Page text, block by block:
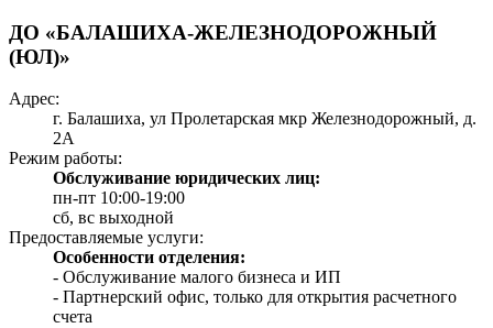
ДО «БАЛАШИХА-ЖЕЛЕЗНОДОРОЖНЫЙ
(ЮЛ)»
Адрес:
г. Балашиха, ул Пролетарская мкр Железнодорожный, д.
2А
Режим работы:
Обслуживание юридических лиц:
пн-пт 10:00-19:00
сб, вс выходной
Предоставляемые услуги:
Особенности отделения:
- Обслуживание малого бизнеса и ИП
- Партнерский офис, только для открытия расчетного
счета